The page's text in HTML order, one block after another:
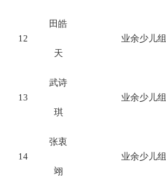
12
田皓
天
业余少儿组
13
武诗
琪
业余少儿组
14
张衷
翊
业余少儿组